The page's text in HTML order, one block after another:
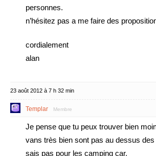
personnes.
n’hésitez pas a me faire des
cordialement
alan
23 août 2012 à 7 h 32 min
Templar Membre
Je pense que tu peux trouver bien
vans très bien sont pas au dessus
sais pas pour les camping car.